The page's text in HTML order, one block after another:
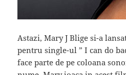
Astazi, Mary J Blige si-a
pentru single-ul ” I can do
face parte de pe coloana